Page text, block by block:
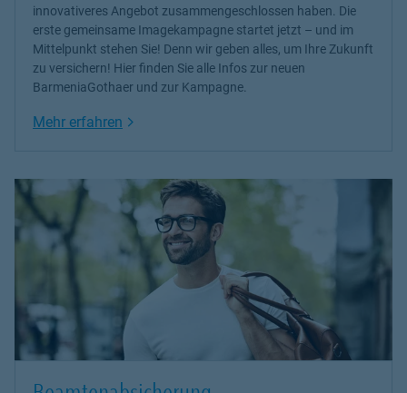
innovativeres Angebot zusammengeschlossen haben. Die
erste gemeinsame Imagekampagne startet jetzt – und im
Mittelpunkt stehen Sie! Denn wir geben alles, um Ihre Zukunft
zu versichern! Hier finden Sie alle Infos zur neuen
BarmeniaGothaer und zur Kampagne.
Mehr erfahren Link Opens in New Tab